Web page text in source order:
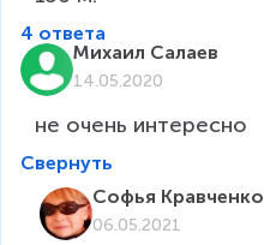
4 ответа
Михаил Салаев
14.05.2020
не очень интересно
Свернуть
Софья Кравченко
06.05.2021